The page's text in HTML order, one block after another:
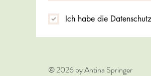
Ich habe die
© 2026 by Antina Springer